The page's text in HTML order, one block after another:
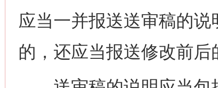
应当一并报送送审稿的
的，还应当报送修改前后